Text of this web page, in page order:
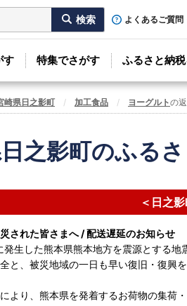
よくあるご質問
す 特集でさがす ふるさと納
崎県日之影町 加工食品 ヨーグルトの
之影町のふる
＜日之
された皆さまへ / 配送遅延のお知らせ
生した熊本県熊本地方を震源とする地
と、被災地域の一日も早い復旧・復興
より、熊本県を発着するお荷物の集荷